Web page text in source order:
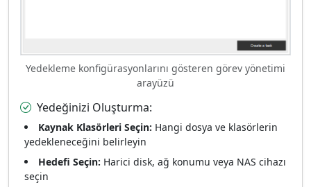
Yedekleme konfigürasyonlarını gösteren görev yönetimi
arayüzü
Yedeğinizi Oluşturma:
Kaynak Klasörleri Seçin: Hangi dosya ve klasörlerin
yedekleneceğini belirleyin
Hedefi Seçin: Harici disk, ağ konumu veya NAS cihazı
seçin